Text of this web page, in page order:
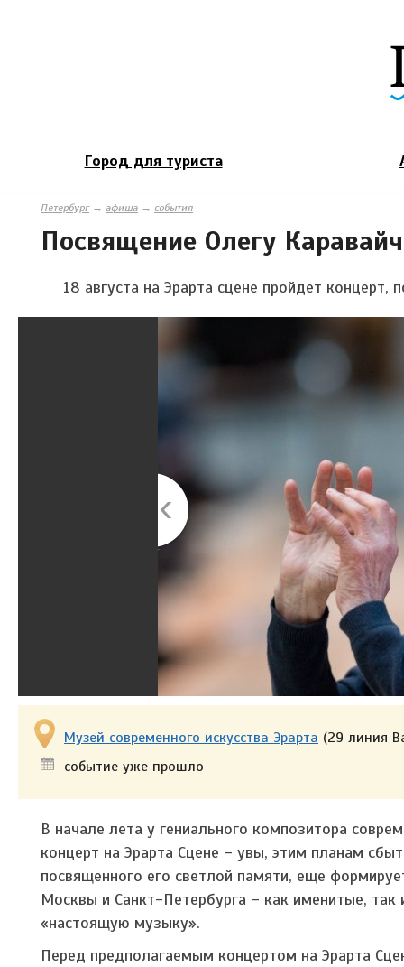
Город для туриста
Петербург→ афиша → события
Посвящение Олегу
18 августа на Эрарта сцене пройдет концерт,
Музей современного искусства Эрарта (29 линия
событие уже прошло
В начале лета у гениального композитора
концерт на Эрарта Сцене – увы, этим планам
посвященного его светлой памяти, еще
Москвы и Санкт-Петербурга – как именитые,
«настоящую музыку».
Перед предполагаемым концертом на Эрарта